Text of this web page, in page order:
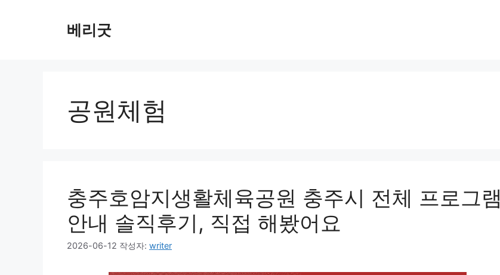
베리굿
공원체험
충주호암지생활체육공원 충주시 전체 프로그램
안내 솔직후기, 직접 해봤어요
2026-06-12 작성자: writer